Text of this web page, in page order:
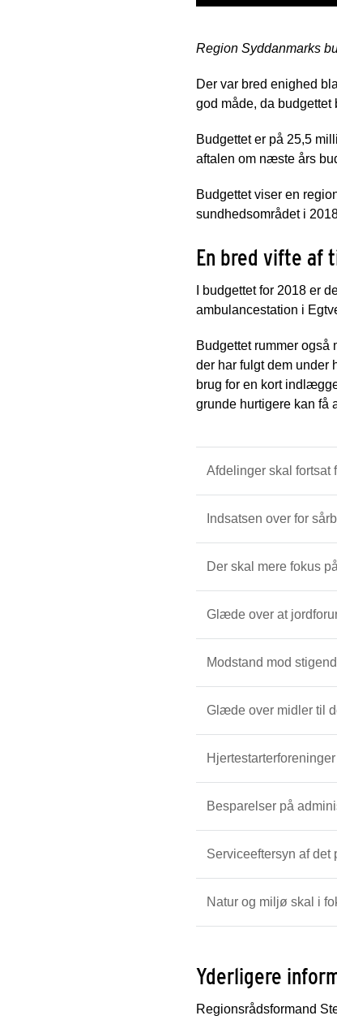
Region Syddanmarks
Der var bred enighed
god måde, da budgettet
Budgettet er på 25,5
aftalen om næste års
Budgettet viser en
sundhedsområdet i
En bred vifte af
I budgettet for 2018 er
ambulancestation i
Budgettet rummer også
der har fulgt dem under
brug for en kort
grunde hurtigere kan få
Afdelinger skal fortsat
Indsatsen over for
Der skal mere fokus
Glæde over at
Modstand mod
Glæde over midler til
Besparelser på
Serviceeftersyn af
Natur og miljø skal i
Yderligere
Regionsrådsformand